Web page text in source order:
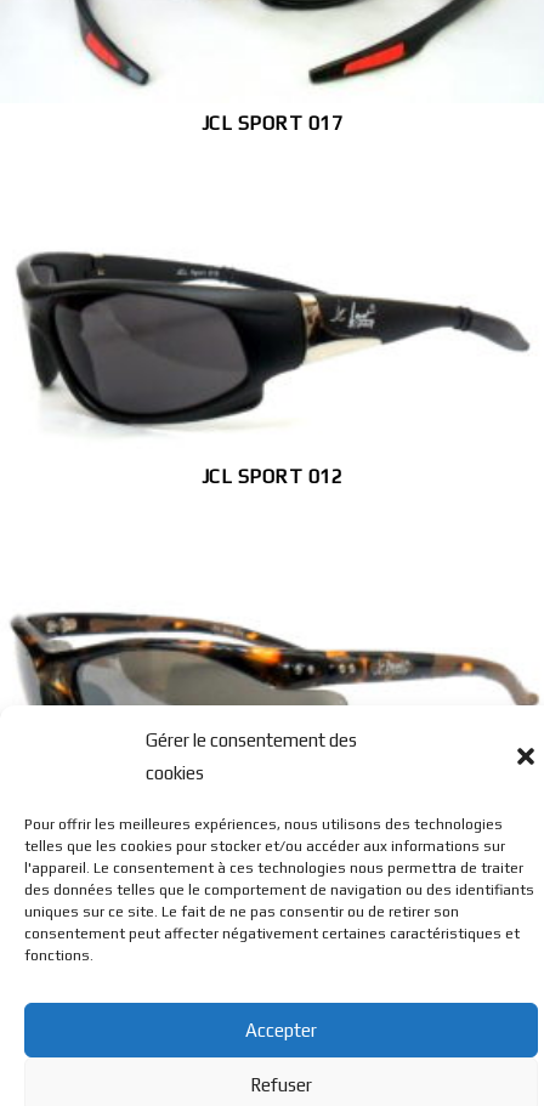
Gérer le consentement des
cookies
Pour offrir les meilleures expériences, nous utilisons des technologies
telles que les cookies pour stocker et/ou accéder aux informations sur
l'appareil. Le consentement à ces technologies nous permettra de traiter
des données telles que le comportement de navigation ou des identifiants
uniques sur ce site. Le fait de ne pas consentir ou de retirer son
consentement peut affecter négativement certaines caractéristiques et
fonctions.
Accepter
Refuser
JCL SPORT 017
JCL SPORT 012
JCL SPORT 011
© BL Optique - 22 Rue de la Cueille - 39170 Lavans Les St